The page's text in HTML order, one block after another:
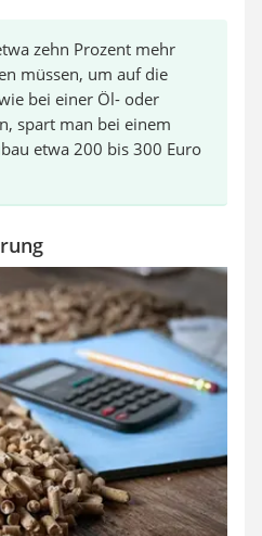
zehn Prozent mehr
müssen, um auf die
bei einer Öl- oder
spart man bei einem
etwa 200 bis 300 Euro